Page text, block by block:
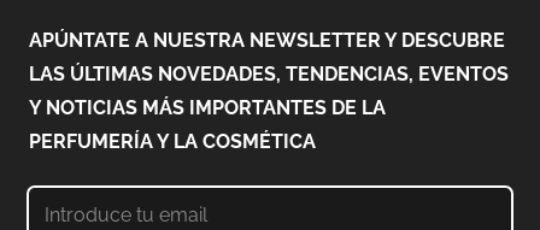
APÚNTATE A NUESTRA NEWSLETTER Y DESCUBRE
LAS ÚLTIMAS NOVEDADES, TENDENCIAS, EVENTOS
Y NOTICIAS MÁS IMPORTANTES DE LA
PERFUMERÍA Y LA COSMÉTICA